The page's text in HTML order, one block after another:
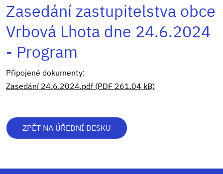
Zasedání zastupitelstva obce
Vrbová Lhota dne 24.6.2024
- Program
Připojené dokumenty:
Zasedání 24.6.2024.pdf (PDF 261.04 kB)
ZPĚT NA ÚŘEDNÍ DESKU